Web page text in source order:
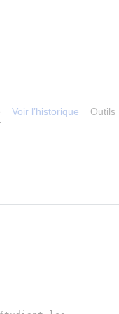
Voir l’historique Outils